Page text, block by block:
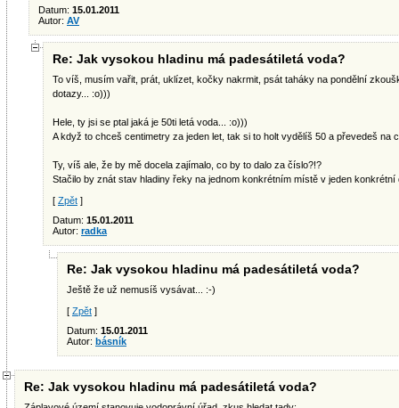
Datum: 15.01.2011
Autor: AV
Re: Jak vysokou hladinu má padesátiletá voda?
To víš, musím vařit, prát, uklízet, kočky nakrmit, psát taháky na pondělní
dotazy... :o)))
Hele, ty jsi se ptal jaká je 50ti letá voda... :o)))
A když to chceš centimetry za jeden let, tak si to holt vydělíš 50 a převedeš na
Ty, víš ale, že by mě docela zajímalo, co by to dalo za číslo?!?
Stačilo by znát stav hladiny řeky na jednom konkrétním místě v jeden konkrétní
[ Zpět ]
Datum: 15.01.2011
Autor: radka
Re: Jak vysokou hladinu má padesátiletá voda?
Ještě že už nemusíš vysávat... :-)
[ Zpět ]
Datum: 15.01.2011
Autor: básník
Re: Jak vysokou hladinu má padesátiletá voda?